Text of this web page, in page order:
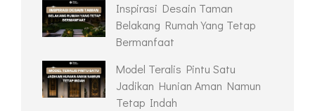
Inspirasi Desain Taman
Belakang Rumah Yang Tetap
Bermanfaat
Model Teralis Pintu Satu
Jadikan Hunian Aman Namun
Tetap Indah